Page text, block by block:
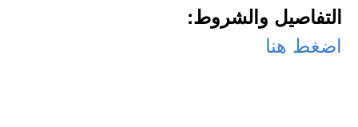
التفاصيل والشروط:
اضغط هنا